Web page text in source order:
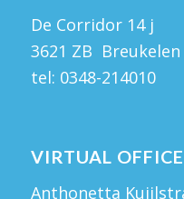
De Corridor 14 j
3621 ZB Breukelen
tel: 0348-214010
VIRTUAL
Anthonetta